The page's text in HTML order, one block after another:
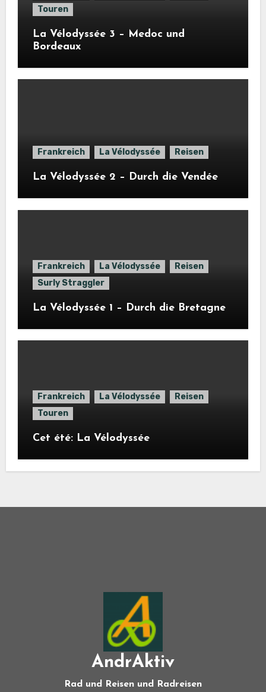
Touren
La Vélodyssée 3 – Medoc und
Bordeaux
Frankreich La Vélodyssée Reisen
La Vélodyssée 2 – Durch die Vendée
Frankreich La Vélodyssée
Reisen
Surly Straggler
La Vélodyssée 1 – Durch die Bretagne
Frankreich La Vélodyssée
Reisen
Touren
Cet été: La Vélodyssée
AndrAktiv
Rad und Reisen und Radreisen